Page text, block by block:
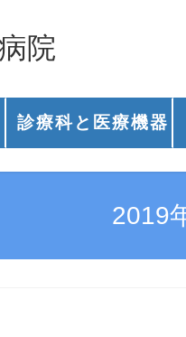
院
診療科と医療機器
2019